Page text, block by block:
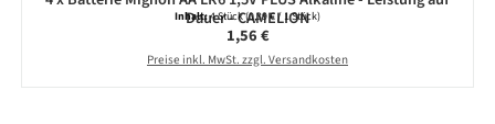
Dauer - CAMELION
Inhalt:4 Stück(0,39 € / 1 Stück)
Regulärer Preis:
1,56 €
Preise inkl. MwSt. zzgl. Versandkosten